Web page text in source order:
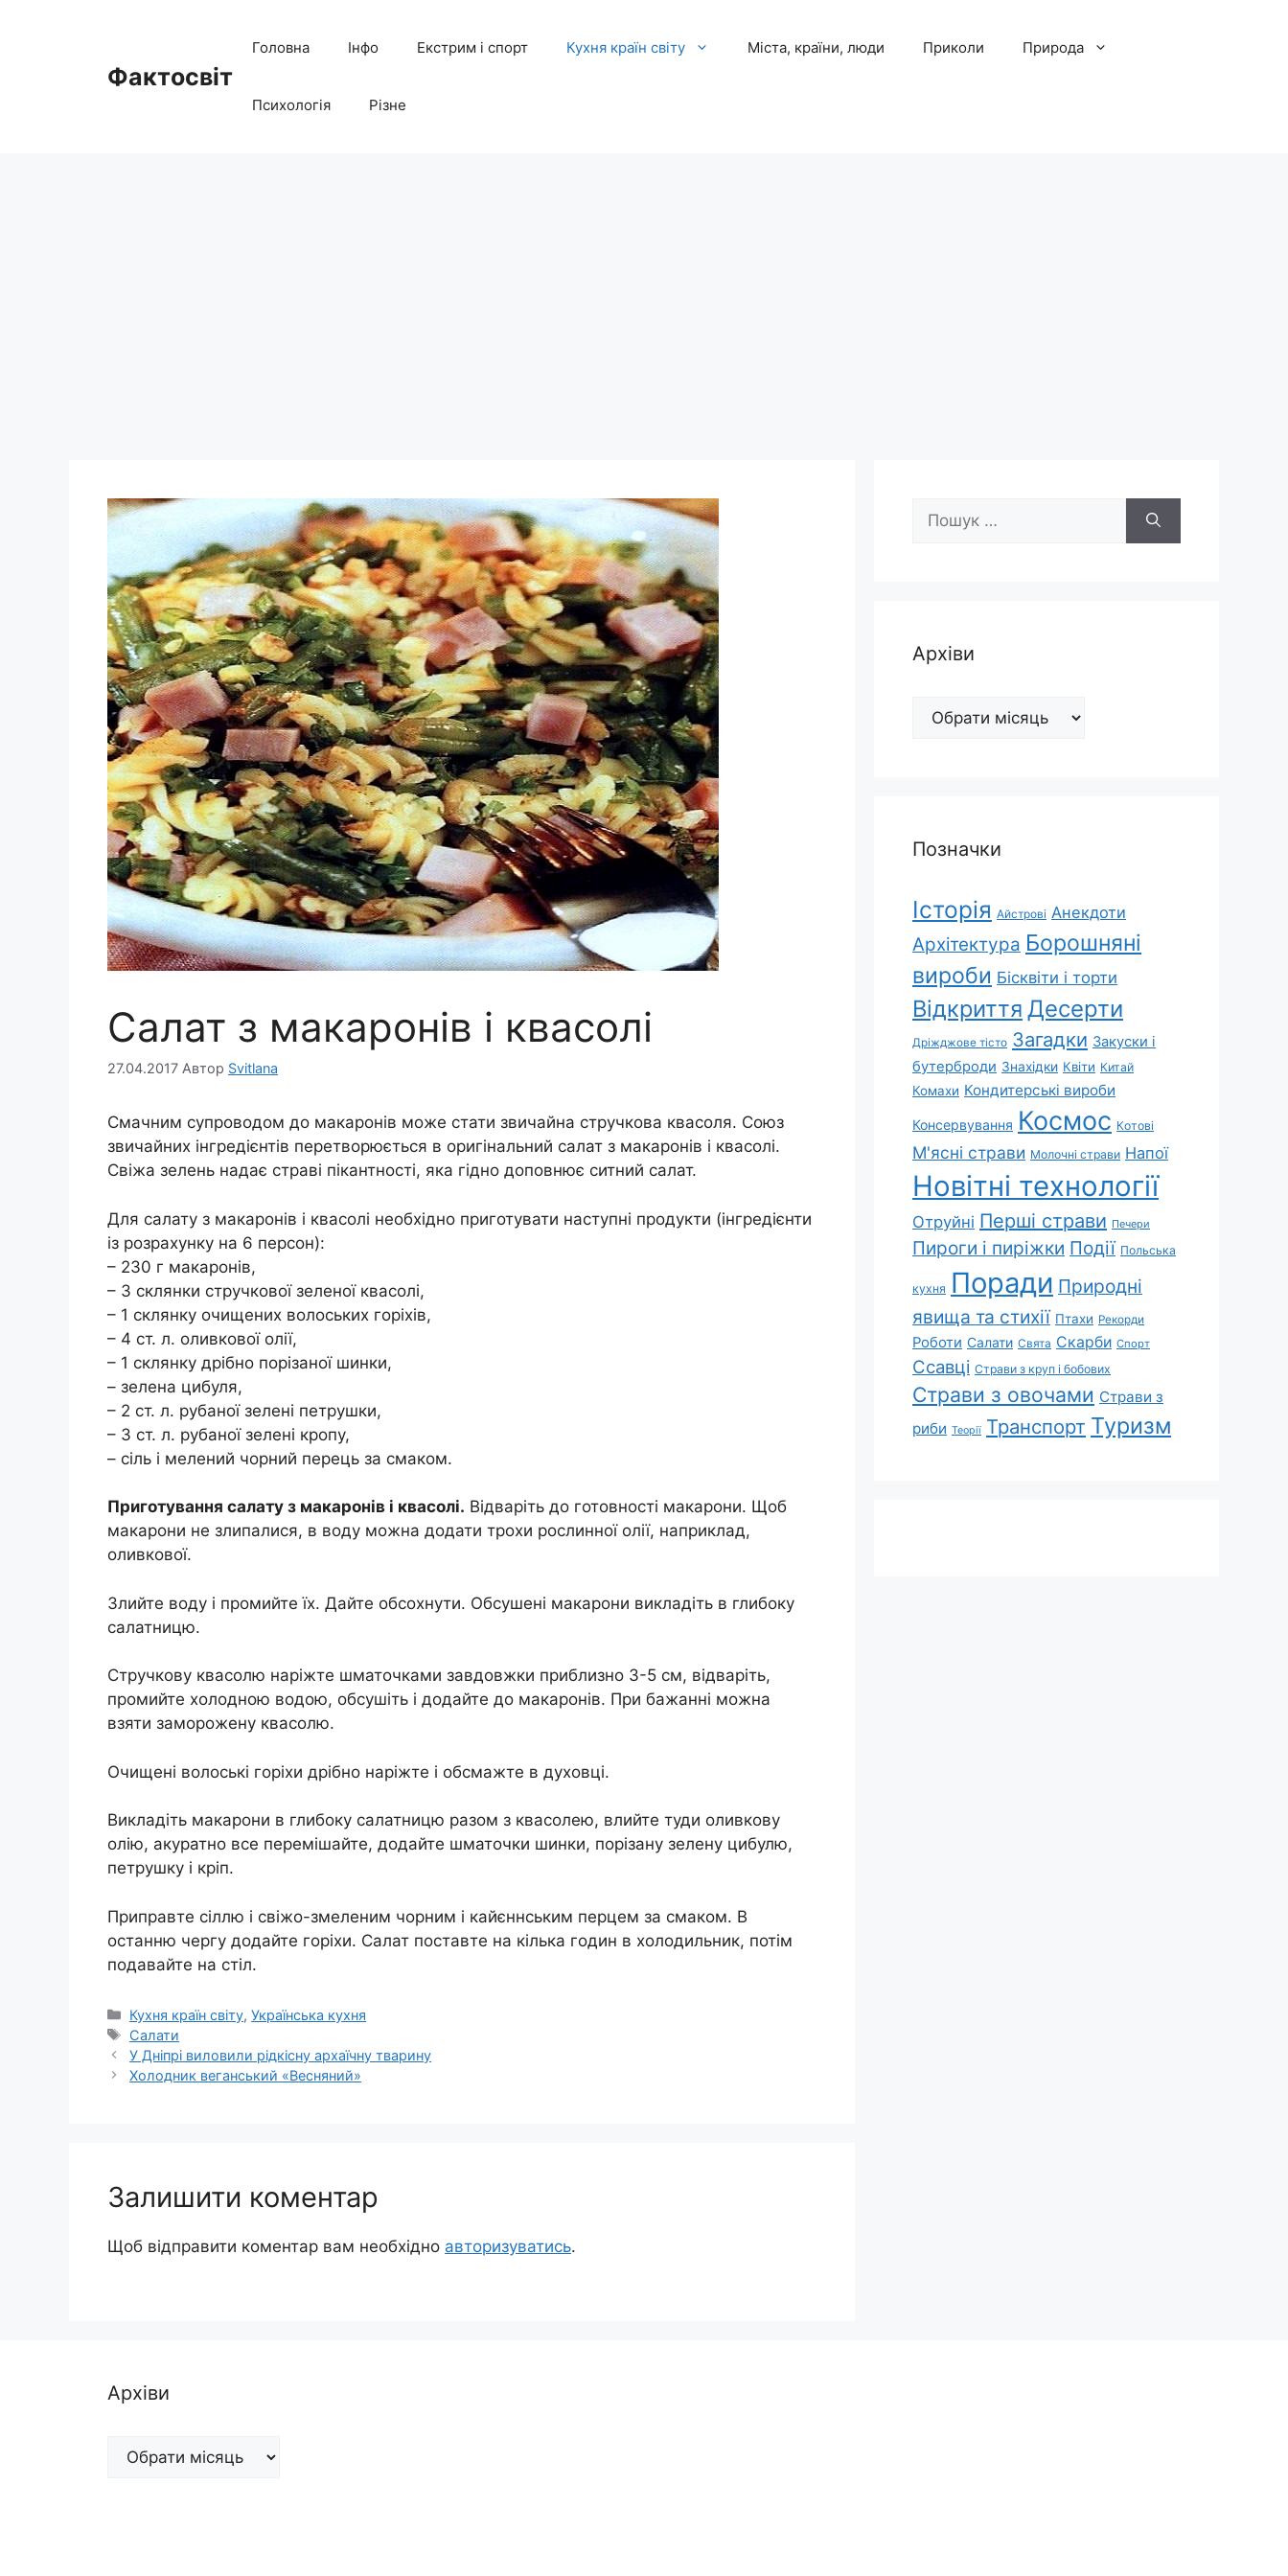
Фактосвіт
Головна Інфо Екстрим і спорт Кухня країн світу Міста, країни, люди Приколи Природа
Психологія Різне
Салат з макаронів і квасолі
27.04.2017 Автор Svitlana
Смачним супроводом до макаронів може стати звичайна стручкова квасоля. Союз
звичайних інгредієнтів перетворюється в оригінальний салат з макаронів і квасолі.
Свіжа зелень надає страві пікантності, яка гідно доповнює ситний салат.
Для салату з макаронів і квасолі необхідно приготувати наступні продукти (інгредієнти
із розрахунку на 6 персон):
– 230 г макаронів,
– 3 склянки стручкової зеленої квасолі,
– 1 склянку очищених волоських горіхів,
– 4 ст. л. оливкової олії,
– 1 склянку дрібно порізаної шинки,
– зелена цибуля,
– 2 ст. л. рубаної зелені петрушки,
– 3 ст. л. рубаної зелені кропу,
– сіль і мелений чорний перець за смаком.
Приготування салату з макаронів і квасолі. Відваріть до готовності макарони. Щоб
макарони не злипалися, в воду можна додати трохи рослинної олії, наприклад,
оливкової.
Злийте воду і промийте їх. Дайте обсохнути. Обсушені макарони викладіть в глибоку
салатницю.
Стручкову квасолю наріжте шматочками завдовжки приблизно 3-5 см, відваріть,
промийте холодною водою, обсушіть і додайте до макаронів. При бажанні можна
взяти заморожену квасолю.
Очищені волоські горіхи дрібно наріжте і обсмажте в духовці.
Викладіть макарони в глибоку салатницю разом з квасолею, влийте туди оливкову
олію, акуратно все перемішайте, додайте шматочки шинки, порізану зелену цибулю,
петрушку і кріп.
Приправте сіллю і свіжо-змеленим чорним і кайєннським перцем за смаком. В
останню чергу додайте горіхи. Салат поставте на кілька годин в холодильник, потім
подавайте на стіл.
Категорії
Кухня країн світу,Українська кухня
Позначки
Салати
У Дніпрі виловили рідкісну архаїчну тварину
Холодник веганський «Весняний»
Залишити коментар
Щоб відправити коментар вам необхідно авторизуватись.
Пошук:
Архіви
Архіви
Позначки
Історія Айстрові Анекдоти
Архітектура Борошняні
вироби Бісквіти і торти
Відкриття Десерти
Дріжджове тісто Загадки Закуски і
бутерброди Знахідки Квіти Китай
Комахи Кондитерські вироби
Консервування Космос Котові
М'ясні страви Молочні страви Напої
Новітні технології
Отруйні Перші страви Печери
Пироги і пиріжки Події Польська
кухня Поради Природні
явища та стихії Птахи Рекорди
Роботи Салати Свята Скарби Спорт
Ссавці Страви з круп і бобових
Страви з овочами Страви з
риби Теорії Транспорт Туризм
Архіви
Архіви